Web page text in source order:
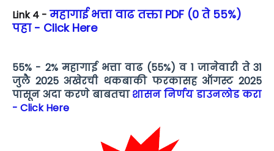
Link 4 - महागाई भत्ता वाढ तक्ता PDF (0 ते 55%)
पहा - Click Here
55% - 2% महागाई भत्ता वाढ (55%) व 1 जानेवारी ते 31
जुलै 2025 अखेरची थकबाकी फरकासह ऑगस्ट 2025
पासून अदा करणे बाबतचाशासन निर्णय डाउनलोड करा
- Click Here